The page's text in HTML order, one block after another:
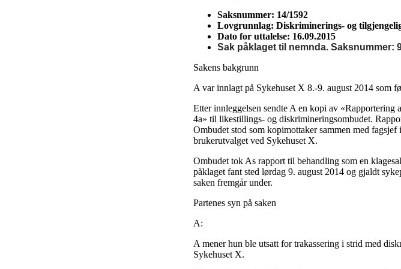
Saksnummer: 14/1592
Lovgrunnlag: Diskriminerings- og
Dato for uttalelse: 16.09.2015
Sak påklaget til nemnda. Saksnummer:
Sakens bakgrunn
A var innlagt på Sykehuset X 8.-9. august 2014 som
Etter innleggelsen sendte A en kopi av «Rapportering
4a» til likestillings- og diskrimineringsombudet.
Ombudet stod som kopimottaker sammen med
brukerutvalget ved Sykehuset X.
Ombudet tok As rapport til behandling som en
påklaget fant sted lørdag 9. august 2014 og gjaldt
saken fremgår under.
Partenes syn på saken
A:
A mener hun ble utsatt for trakassering i strid med
Sykehuset X.